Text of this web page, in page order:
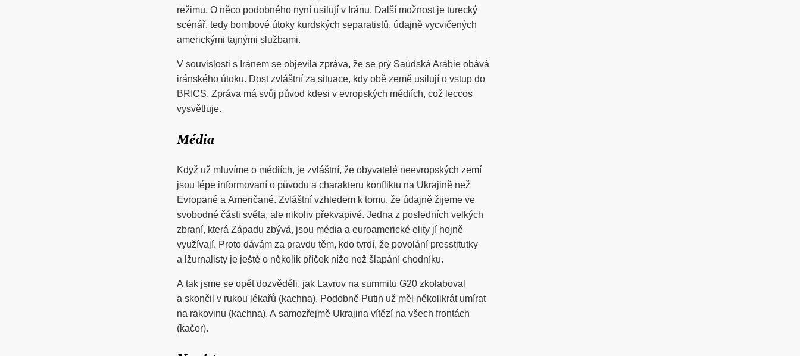
režimu. O něco podobného nyní usilují v Iránu. Další možnost je turecký
scénář, tedy bombové útoky kurdských separatistů, údajně vycvičených
americkými tajnými službami.
V souvislosti s Iránem se objevila zpráva, že se prý Saúdská Arábie obává
iránského útoku. Dost zvláštní za situace, kdy obě země usilují o vstup do
BRICS. Zpráva má svůj původ kdesi v evropských médiích, což leccos
vysvětluje.
Média
Když už mluvíme o médiích, je zvláštní, že obyvatelé neevropských zemí
jsou lépe informovaní o původu a charakteru konfliktu na Ukrajině než
Evropané a Američané. Zvláštní vzhledem k tomu, že údajně žijeme ve
svobodné části světa, ale nikoliv překvapivé. Jedna z posledních velkých
zbraní, která Západu zbývá, jsou média a euroamerické elity jí hojně
využívají. Proto dávám za pravdu těm, kdo tvrdí, že povolání presstitutky
a lžurnalisty je ještě o několik příček níže než šlapání chodníku.
A tak jsme se opět dozvěděli, jak Lavrov na summitu G20 zkolaboval
a skončil v rukou lékařů (kachna). Podobně Putin už měl několikrát umírat
na rakovinu (kachna). A samozřejmě Ukrajina vítězí na všech frontách
(kačer).